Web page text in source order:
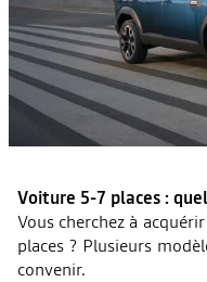
Voiture 5-7 places :
Vous cherchez à
places ? Plusieurs
convenir.